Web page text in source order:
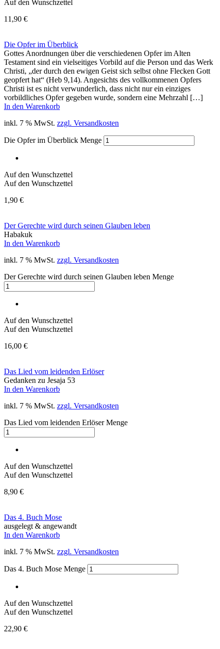
Auf den Wunschzettel
11,90 €
Die Opfer im Überblick
Gottes Anordnungen über die verschiedenen Opfer im Alten
Testament sind ein vielseitiges Vorbild auf die Person und das Werk
Christi, „der durch den ewigen Geist sich selbst ohne Flecken Gott
geopfert hat“ (Heb 9,14). Angesichts des vollkommenen Opfers
Christi ist es nicht verwunderlich, dass nicht nur ein einziges
vorbild­liches Opfer gegeben wurde, sondern eine Mehrzahl […]
In den Warenkorb
inkl. 7 % MwSt. zzgl. Versandkosten
Die Opfer im Überblick Menge
Auf den Wunschzettel
Auf den Wunschzettel
1,90 €
Der Gerechte wird durch seinen Glauben leben
Habakuk
In den Warenkorb
inkl. 7 % MwSt. zzgl. Versandkosten
Der Gerechte wird durch seinen Glauben leben Menge
Auf den Wunschzettel
Auf den Wunschzettel
16,00 €
Das Lied vom leidenden Erlöser
Gedanken zu Jesaja 53
In den Warenkorb
inkl. 7 % MwSt. zzgl. Versandkosten
Das Lied vom leidenden Erlöser Menge
Auf den Wunschzettel
Auf den Wunschzettel
8,90 €
Das 4. Buch Mose
ausgelegt & angewandt
In den Warenkorb
inkl. 7 % MwSt. zzgl. Versandkosten
Das 4. Buch Mose Menge
Auf den Wunschzettel
Auf den Wunschzettel
22,90 €